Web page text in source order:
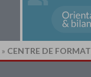
» CENTRE DE